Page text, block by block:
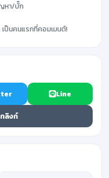
หา/บั๊ก
ป็นคนแรกที่คอมเมนต์!
Line
ลิงก์